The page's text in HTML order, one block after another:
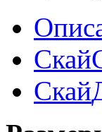
Скай
Скай